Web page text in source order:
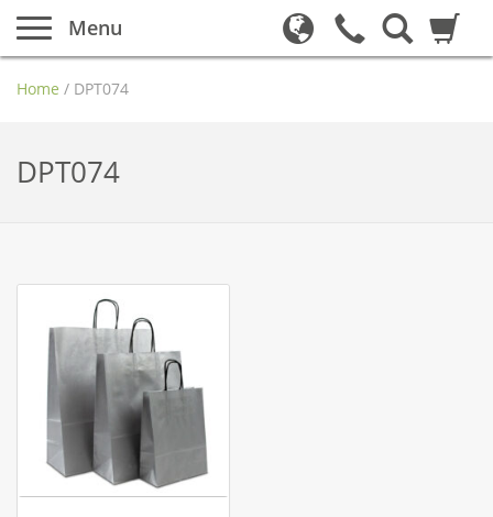
Menu
Home / DPT074
DPT074